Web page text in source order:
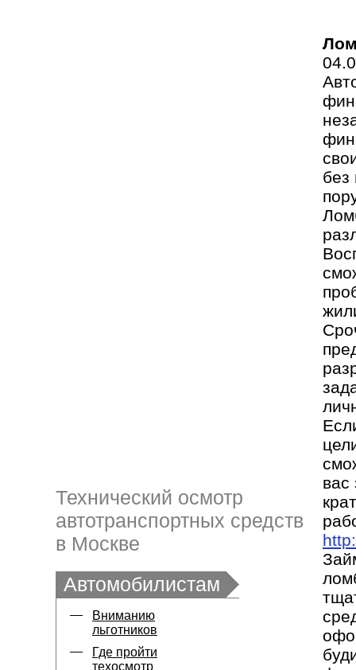
Технический осмотр
автотранспортных средств
в Москве
Автомобилистам
Вниманию
льготников
Где пройти
техосмотр
без
вас